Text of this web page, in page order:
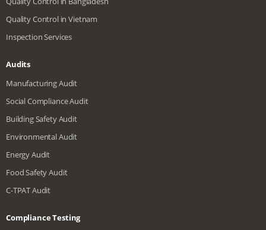
Quality Control in Vietnam
Inspection Services
Audits
Manufacturing Audit
Social Compliance Audit
Building Safety Audit
Environmental Audit
Energy Audit
Food Safety Audit
C-TPAT Audit
Compliance Testing